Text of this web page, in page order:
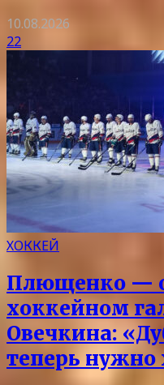
10.08.2026
22
ХОККЕЙ
Плющенко —
хоккейном
Овечкина:
теперь нужно